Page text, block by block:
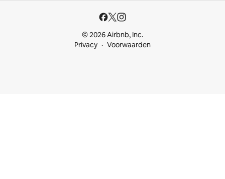
© 2026 Airbnb, Inc.
Privacy
Voorwaarden